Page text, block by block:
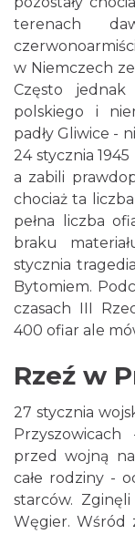
terenach
w Niemczech
Często jednak
polskiego i
padły Gliwice -
24 stycznia
a zabili
chociaż ta
pełna liczba
braku
stycznia
Bytomiem.
czasach III
400 ofiar ale
Rzeź w
27 stycznia
przed wojną
całe rodziny -
starców.
Węgier. Wśród